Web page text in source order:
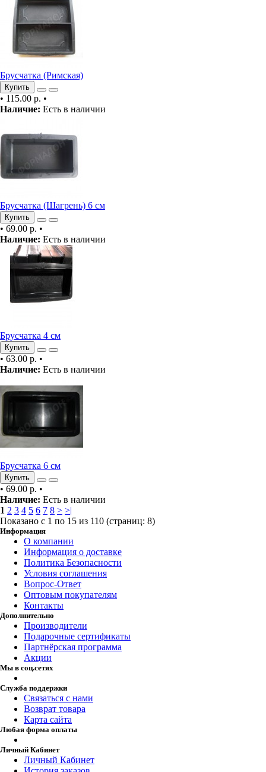
Брусчатка (Римская)
Купить
• 115.00 р. •
Наличие: Есть в наличии
Брусчатка (Шагрень) 6 см
Купить
• 69.00 р. •
Наличие: Есть в наличии
Брусчатка 4 см
Купить
• 63.00 р. •
Наличие: Есть в наличии
Брусчатка 6 см
Купить
• 69.00 р. •
Наличие: Есть в наличии
1 2 3 4 5 6 7 8 > >|
Показано с 1 по 15 из 110 (страниц: 8)
Информация
О компании
Информация о доставке
Политика Безопасности
Условия соглашения
Вопрос-Ответ
Оптовым покупателям
Контакты
Дополнительно
Производители
Подарочные сертификаты
Партнёрская программа
Акции
Мы в соц.сетях
Служба поддержки
Связаться с нами
Возврат товара
Карта сайта
Любая форма оплаты
Личный Кабинет
Личный Кабинет